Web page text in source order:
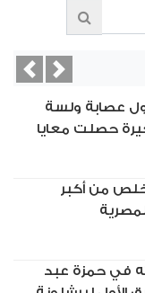
عصابة ولسة
حصلت معايا
من أكبر
في حمزة عبد
Next